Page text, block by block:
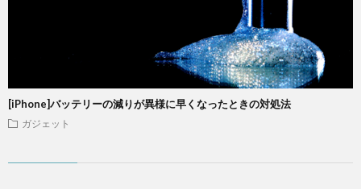
[iPhone]バッテリーの減りが異様に早くなったときの対処法
ガジェット